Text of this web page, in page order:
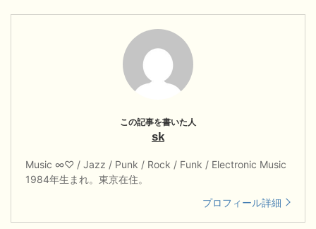
sk
Music ∞♡ / Jazz / Punk / Rock / Funk / Electronic Music
1984年生まれ。東京在住。
プロフィール詳細